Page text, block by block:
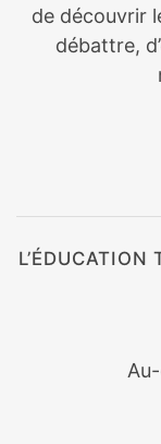
de découvrir
débattre,
L’ÉDUCATION